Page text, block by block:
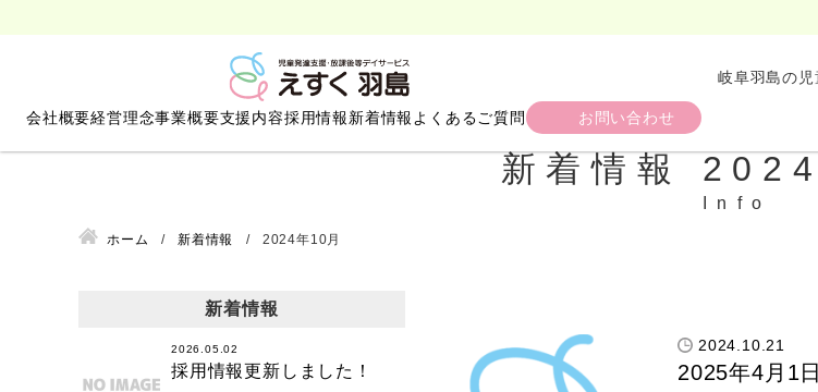
岐阜羽島の
会社概要経営理念事業概要支援内容採用情報新着情報 よくあるご質問 お問い合わせ
新着情報
ホーム 新着情報 2024年10月
2024.10.21
2025年4月1
新着情報
2026.05.02
採用情報更新しました！